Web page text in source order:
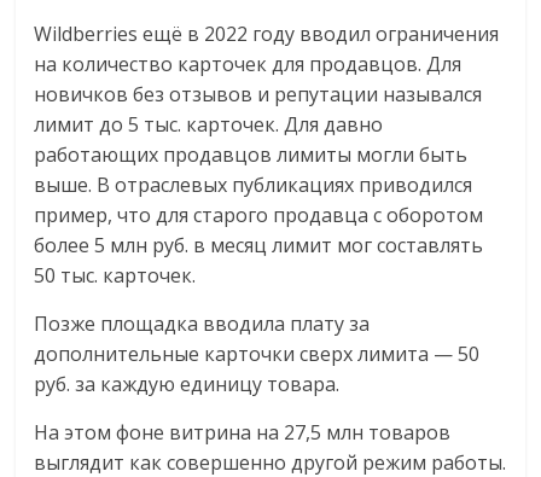
Wildberries ещё в 2022 году вводил ограничения
на количество карточек для продавцов. Для
новичков без отзывов и репутации назывался
лимит до 5 тыс. карточек. Для давно
работающих продавцов лимиты могли быть
выше. В отраслевых публикациях приводился
пример, что для старого продавца с оборотом
более 5 млн руб. в месяц лимит мог составлять
50 тыс. карточек.
Позже площадка вводила плату за
дополнительные карточки сверх лимита — 50
руб. за каждую единицу товара.
На этом фоне витрина на 27,5 млн товаров
выглядит как совершенно другой режим работы.